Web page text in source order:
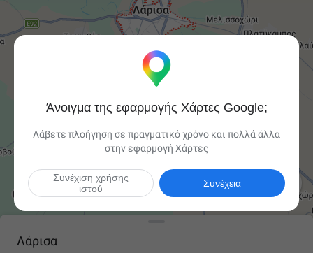

Λάρισα
Άνοιγμα της εφαρμογής Χάρτες Google;
Λάβετε πλοήγηση σε πραγματικό χρόνο και πολλά άλλα
στην εφαρμογή Χάρτες
Συνέχεια
Συνέχιση χρήσης
ιστού